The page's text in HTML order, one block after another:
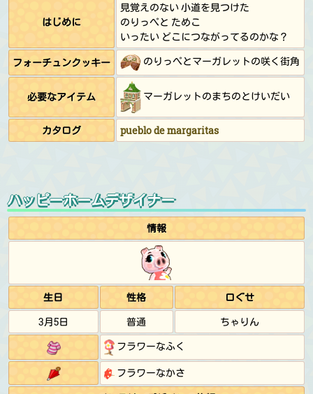
はじめに
見覚えのない 小道を見つけた
のりっぺと ためこ
いったい どこにつながってるのかな？
フォーチュンクッキー
のりっぺとマーガレットの咲く街角
必要なアイテム マーガレットのまちのとけいだい
カタログ pueblo de margaritas
ハッピーホームデザイナー
情報
生日 性格
口ぐせ
3月5日
普通
ちゃりん
フラワーなふく
フラワーなかさ